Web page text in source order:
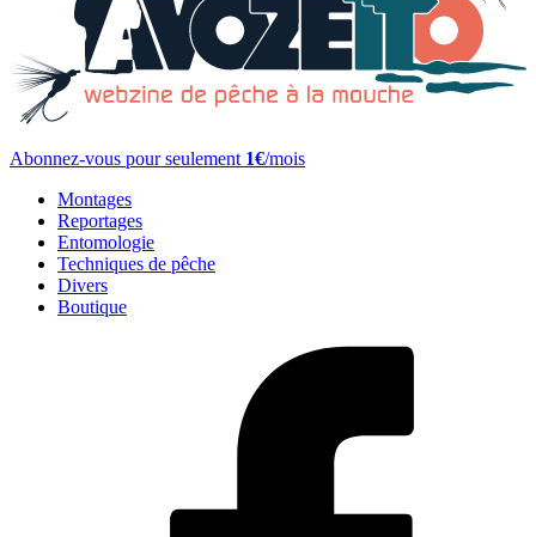
Abonnez-vous pour seulement 1€/mois
Montages
Reportages
Entomologie
Techniques de pêche
Divers
Boutique